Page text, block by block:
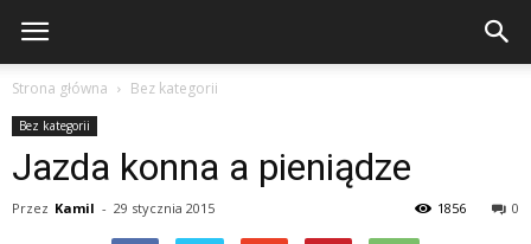
Strona główna Bez kategorii
Bez kategorii
Jazda konna a pieniądze
Przez Kamil - 29 stycznia 2015 0
1856